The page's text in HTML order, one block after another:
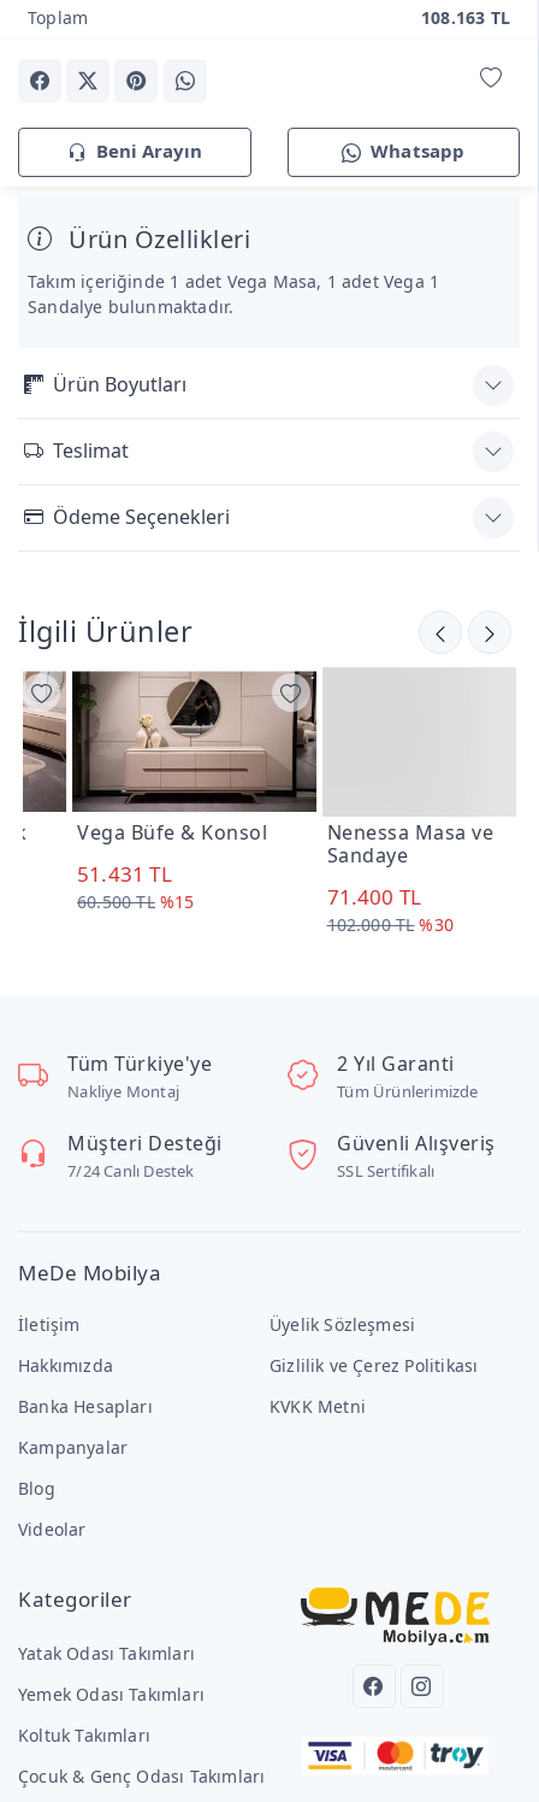
Toplam 108.163 TL
Beni Arayın Whatsapp
Ürün Özellikleri
Takım içeriğinde 1 adet Vega Masa, 1 adet Vega 1
Sandalye bulunmaktadır.
Ürün Boyutları
Teslimat
Ödeme Seçenekleri
İlgili Ürünler
Vega Büfe & Konsol
51.431 TL
60.500 TL %15
Nenessa Masa ve
Sandaye
71.400 TL
102.000 TL %30
Tüm Türkiye'ye
Nakliye Montaj
2 Yıl Garanti
Tüm Ürünlerimizde
Müşteri Desteği
7/24 Canlı Destek
Güvenli Alışveriş
SSL Sertifikalı
MeDe Mobilya
İletişim
Hakkımızda
Banka Hesapları
Kampanyalar
Blog
Videolar
Üyelik Sözleşmesi
Gizlilik ve Çerez Politikası
KVKK Metni
Kategoriler
Yatak Odası Takımları
Yemek Odası Takımları
Koltuk Takımları
Çocuk & Genç Odası Takımları